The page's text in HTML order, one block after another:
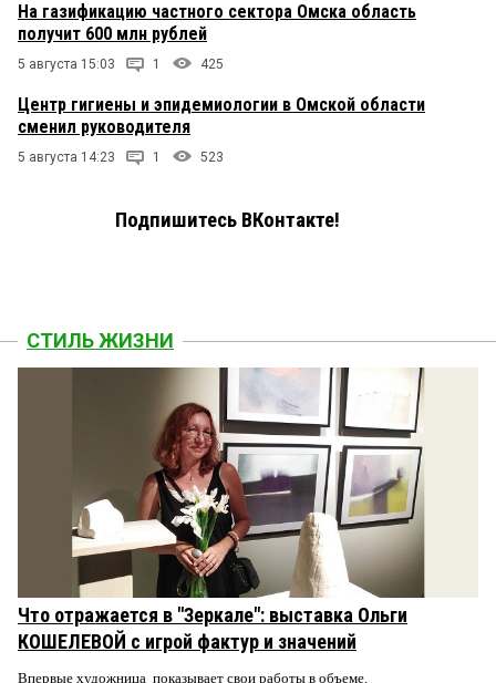
На газификацию частного сектора Омска область
получит 600 млн рублей
5 августа 15:03 1 425
Центр гигиены и эпидемиологии в Омской области
сменил руководителя
5 августа 14:23 1 523
Подпишитесь ВКонтакте!
СТИЛЬ ЖИЗНИ
Что отражается в "Зеркале": выставка Ольги
КОШЕЛЕВОЙ с игрой фактур и значений
Впервые художница показывает свои работы в объеме.